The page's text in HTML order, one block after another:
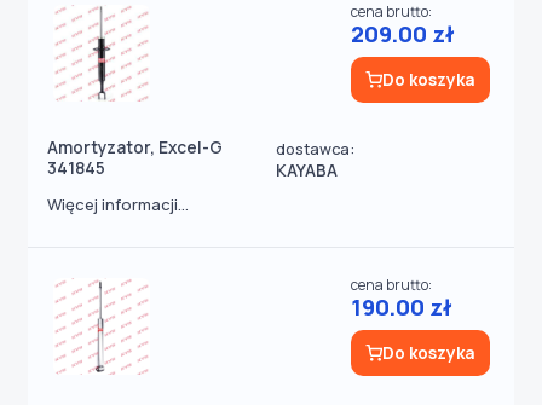
Amortyzator, Excel-G
341845
dostawca:
KAYABA
cena brutto:
209.00 zł
Do koszyka
Więcej informacji...
cena brutto:
190.00 zł
Do koszyka